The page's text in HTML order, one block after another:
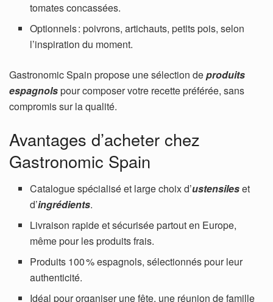
tomates concassées.
Optionnels : poivrons, artichauts, petits pois, selon
l’inspiration du moment.
Gastronomic Spain propose une sélection deproduits
espagnolspour composer votre recette préférée, sans
compromis sur la qualité.
Avantages d’acheter chez
Gastronomic Spain
Catalogue spécialisé et large choix d’ustensileset
d’ingrédients.
Livraison rapide et sécurisée partout en Europe,
même pour les produits frais.
Produits 100 % espagnols, sélectionnés pour leur
authenticité.
Idéal pour organiser une fête, une réunion de famille